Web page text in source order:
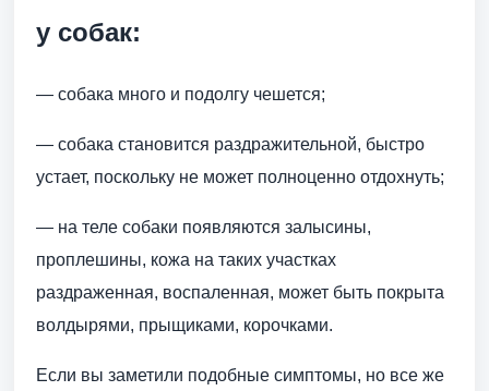
у собак:
— собака много и подолгу чешется;
— собака становится раздражительной, быстро
устает, поскольку не может полноценно отдохнуть;
— на теле собаки появляются залысины,
проплешины, кожа на таких участках
раздраженная, воспаленная, может быть покрыта
волдырями, прыщиками, корочками.
Если вы заметили подобные симптомы, но все же